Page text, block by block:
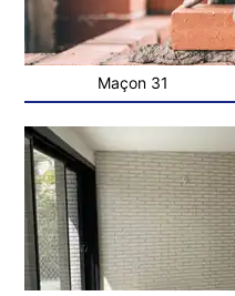
Maçon 31